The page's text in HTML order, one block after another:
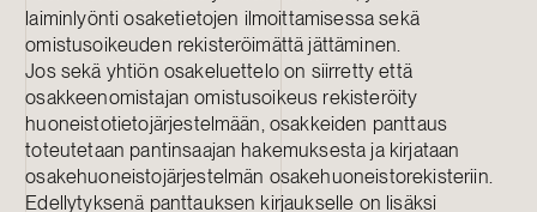
laiminlyönti osaketietojen ilmoittamisessa sekä
omistusoikeuden rekisteröimättä jättäminen.
Jos sekä yhtiön osakeluettelo on siirretty että
osakkeenomistajan omistusoikeus rekisteröity
huoneistotietojärjestelmään, osakkeiden panttaus
toteutetaan pantinsaajan hakemuksesta ja kirjataan
osakehuoneistojärjestelmän osakehuoneistorekisteriin.
Edellytyksenä panttauksen kirjaukselle on lisäksi